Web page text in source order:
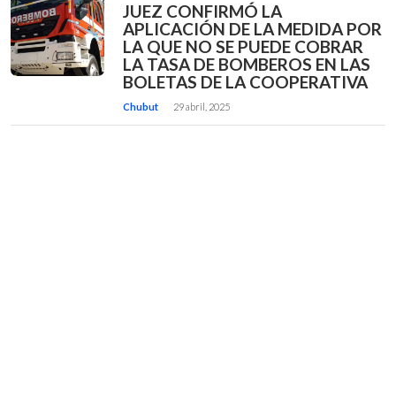
JUEZ CONFIRMÓ LA
APLICACIÓN DE LA MEDIDA POR
LA QUE NO SE PUEDE COBRAR
LA TASA DE BOMBEROS EN LAS
BOLETAS DE LA COOPERATIVA
Chubut 29 abril, 2025